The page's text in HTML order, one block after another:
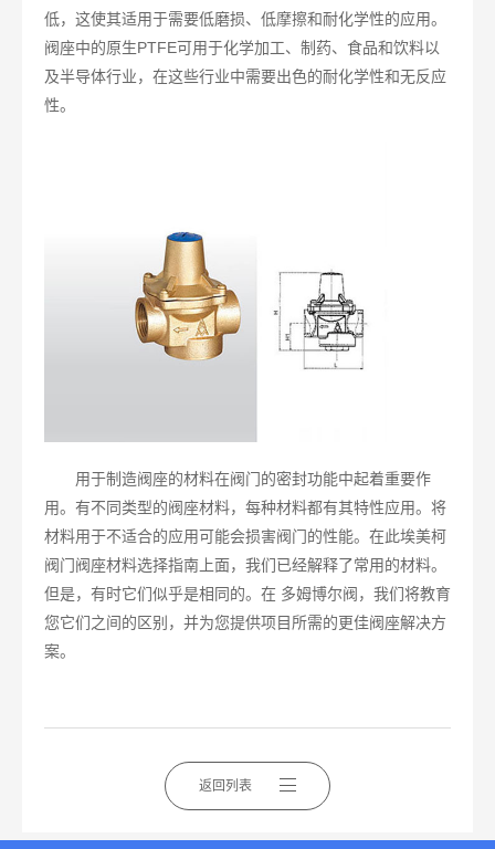
低，这使其适用于需要低磨损、低摩擦和耐化学性的应用。
阀座中的原生PTFE可用于化学加工、制药、食品和饮料以
及半导体行业，在这些行业中需要出色的耐化学性和无反应
性。
用于制造阀座的材料在阀门的密封功能中起着重要作
用。有不同类型的阀座材料，每种材料都有其特性应用。将
材料用于不适合的应用可能会损害阀门的性能。在此埃美柯
阀门阀座材料选择指南上面，我们已经解释了常用的材料。
但是，有时它们似乎是相同的。在 多姆博尔阀，我们将教育
您它们之间的区别，并为您提供项目所需的更佳阀座解决方
案。
返回列表